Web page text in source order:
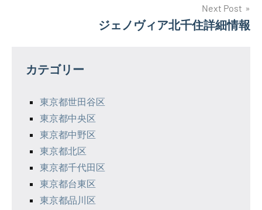
ー
Next Post
ジェノヴィア北千住詳細情報
カテゴリー
東京都世田谷区
東京都中央区
東京都中野区
東京都北区
東京都千代田区
東京都台東区
東京都品川区